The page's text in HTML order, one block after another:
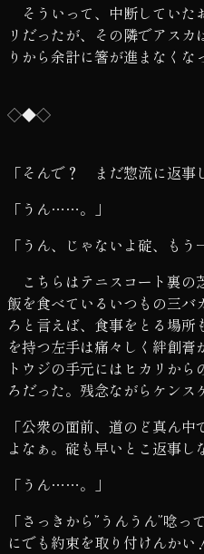
そういって、中断してい
リだったが、その隣でアス
りから余計に箸が進まなくな
◇◆◇
「そんで？ まだ惣流に返事
「うん……。」
「うん、じゃないよ碇、もう
こちらはテニスコート裏
飯を食べているいつもの三バ
ろと言えば、食事をとる場
を持つ左手は痛々しく絆創膏
トウジの手元にはヒカリか
ろだった。残念ながらケンス
「公衆の面前、道のど真ん
よなぁ。碇も早いとこ返事し
「うん……。」
「さっきから”うんうん”唸
にでも約束を取り付けんかい